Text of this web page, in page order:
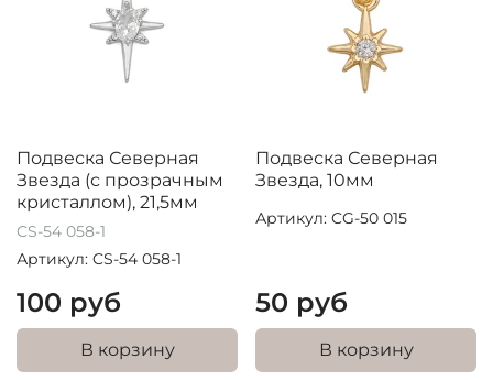
Подвеска Северная
Звезда (с прозрачным
кристаллом), 21,5мм
CS-54 058-1
Артикул: CS-54 058-1
100 руб
В корзину
Подвеска Северная
Звезда, 10мм
Артикул: CG-50 015
50 руб
В корзину